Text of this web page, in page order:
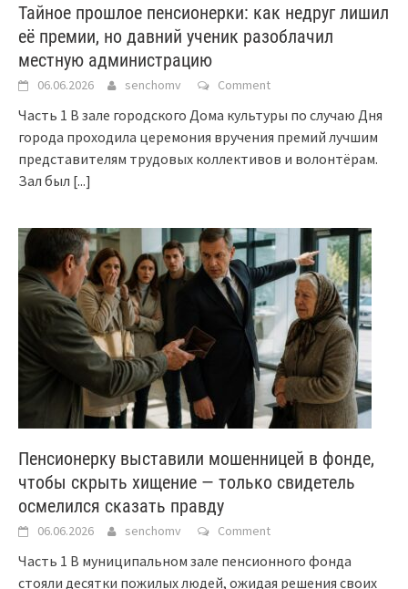
Тайное прошлое пенсионерки: как недруг лишил
её премии, но давний ученик разоблачил
местную администрацию
06.06.2026 senchomv Comment
Часть 1 В зале городского Дома культуры по случаю Дня
города проходила церемония вручения премий лучшим
представителям трудовых коллективов и волонтёрам.
Зал был [...]
Пенсионерку выставили мошенницей в фонде,
чтобы скрыть хищение — только свидетель
осмелился сказать правду
06.06.2026 senchomv Comment
Часть 1 В муниципальном зале пенсионного фонда
стояли десятки пожилых людей, ожидая решения своих